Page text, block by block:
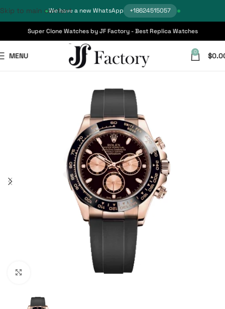
We have a new WhatsApp +18624515057
Skip to main content
Super Clone Watches by JF Factory - Best Replica Watches
MENU 0 $